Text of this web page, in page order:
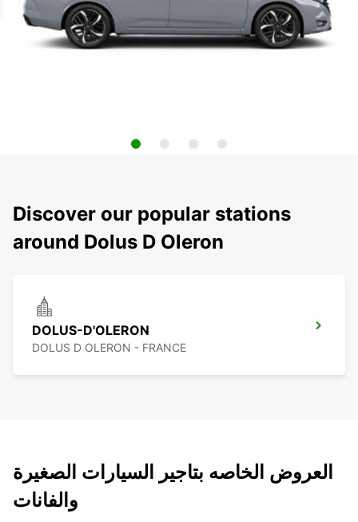
Discover our popular stations
around Dolus D Oleron
DOLUS-D'OLERON
DOLUS D OLERON - FRANCE
العروض الخاصه بتاجير السيارات الصغيرة
والفانات